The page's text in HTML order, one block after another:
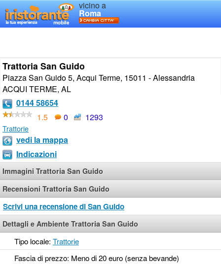
vicino a
Roma
Trattoria San Guido
Piazza San Guido 5, Acqui Terme, 15011 - Alessandria
ACQUI TERME, AL
0144 58654
1.5
0 1293
Trattorie
vedi la mappa
Indicazioni
Immagini Trattoria San Guido
Recensioni Trattoria San Guido
Scrivi una recensione di San Guido
Dettagli e Ambiente Trattoria San Guido
Tipo locale: Trattorie
Fascia di prezzo: Meno di 20 euro (senza bevande)